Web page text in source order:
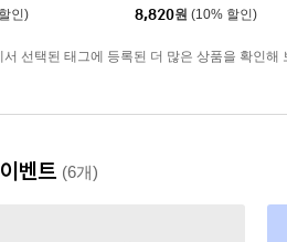
인)
8,820원 (10% 할인)
서 선택된 태그에 등록된 더 많은 상품을 확인해
벤트 (6개)